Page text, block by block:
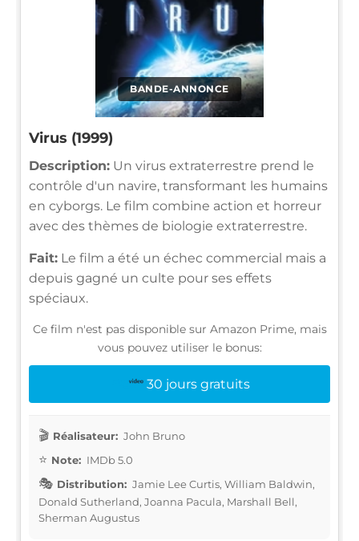
BANDE-ANNONCE
Virus (1999)
Description: Un virus extraterrestre prend le
contrôle d'un navire, transformant les humains
en cyborgs. Le film combine action et horreur
avec des thèmes de biologie extraterrestre.
Fait: Le film a été un échec commercial mais a
depuis gagné un culte pour ses effets
spéciaux.
Ce film n'est pas disponible sur Amazon Prime, mais
vous pouvez utiliser le bonus:
30 jours gratuits
Réalisateur: John Bruno
Note: IMDb 5.0
Distribution: Jamie Lee Curtis, William Baldwin,
Donald Sutherland, Joanna Pacula, Marshall Bell,
Sherman Augustus